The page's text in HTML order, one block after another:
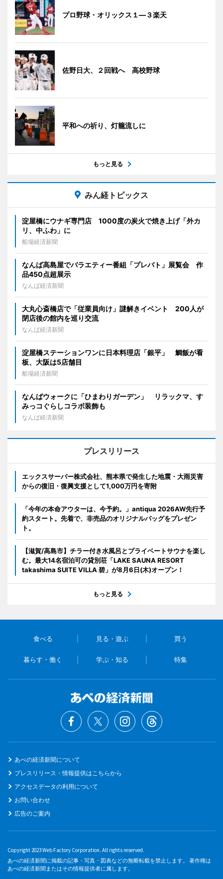
プロ野球・オリックス１―３楽天
佐野日大、２回戦へ 高校野球
平和への祈り、灯籠流しに
もっと見る
みん経トピックス
淀屋橋にウナギ専門店 1000度の炭火で焼き上げ「外カ
リ、中ふわ」に
船場経済新聞
なんば高島屋でバラエティー番組「プレバト」展覧会 作
品450点超展示
なんば経済新聞
大丸心斎橋店で「従業員向け」謎解きイベント 200人が
閉店後の館内を巡り交流
なんば経済新聞
淀屋橋ステーションワンに日本料理店「銀平」 鯛飯が看
板、大阪は5店舗目
船場経済新聞
なんばウォークに「ひまわりガーデン」 リラックマ、す
みっコぐらしコラボ装飾も
なんば経済新聞
プレスリリース
エックスサーバー株式会社、熊本県で発生した地震・大雨災害
からの復旧・復興支援として1,000万円を寄附
「今年の本命アウターは、今予約。」antiqua 2026AW先行予
約スタート。先着で、非売品のオリジナルバッグをプレゼン
ト。
【滋賀/高島市】チラー付き水風呂とプライベートサウナを楽し
む。最大14名宿泊可の貸別荘「LAKE SAUNA RESORT
takashima SUITE VILLA 碧」が8月6日(木)オープン！
もっと見る
食べる 見る・遊ぶ 買う
暮らす・働く 学ぶ・知る 特集
あべの経済新聞について
プレスリリース・情報提供はこちらから
アクセスデータの利用について
お問い合わせ
広告のご案内
Copyright 2023 Web Factory Corporation. All rights reserved.
あべの経済新聞に掲載の記事・写真・図表などの無断転載を禁止します。 著作権は
あべの経済新聞またはその情報提供者に属します。